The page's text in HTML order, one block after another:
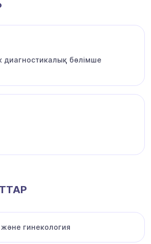
диагностикалық бөлімше
гинекология